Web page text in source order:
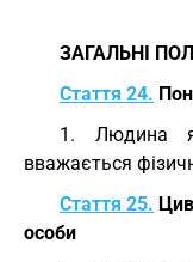
ЗАГАЛЬНІ
Стаття 24.
1. Людина
вважається
Стаття 25.
особи